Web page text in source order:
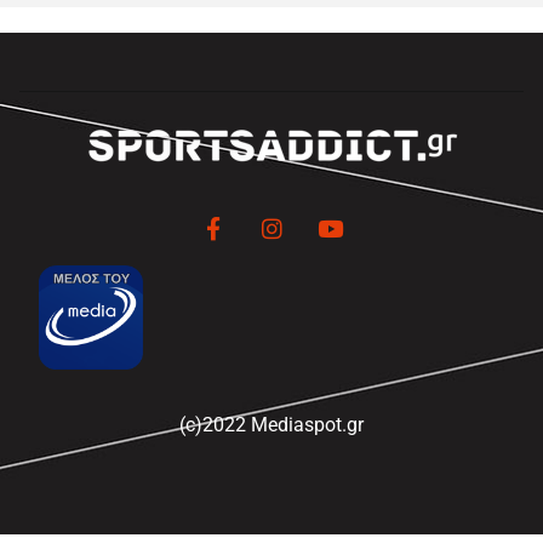
(c)2022 Mediaspot.gr